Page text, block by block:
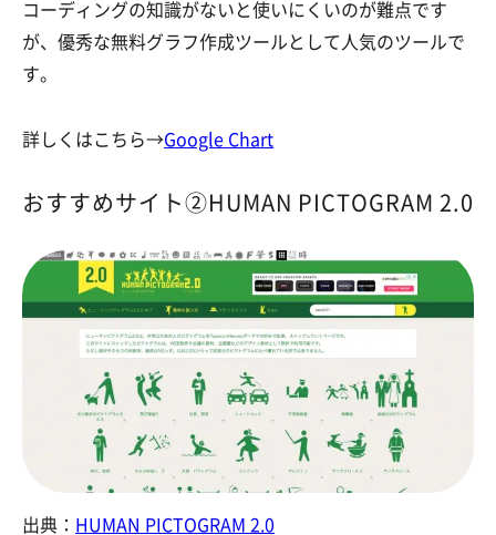
コーディングの知識がないと使いにくいのが難点です
が、優秀な無料グラフ作成ツールとして人気のツールで
す。
詳しくはこちら→Google Chart
おすすめサイト②HUMAN PICTOGRAM 2.0
出典： HUMAN PICTOGRAM 2.0